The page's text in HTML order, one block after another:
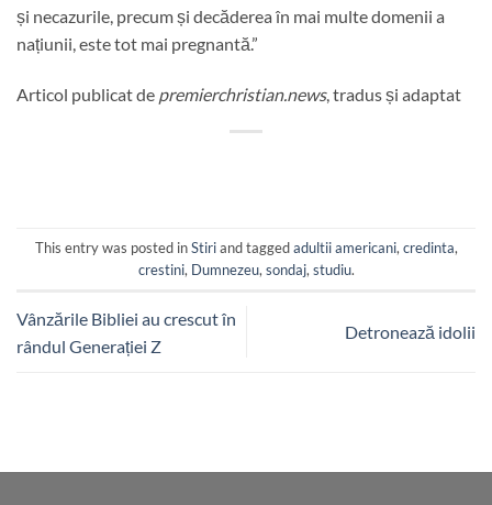
și necazurile, precum și decăderea în mai multe domenii a
națiunii, este tot mai pregnantă.”
Articol publicat de premierchristian.news, tradus și adaptat
This entry was posted inStiriand taggedadultii americani, credinta,
crestini, Dumnezeu, sondaj, studiu.
Vânzările Bibliei au crescut în
rândul Generației Z
Detronează idolii